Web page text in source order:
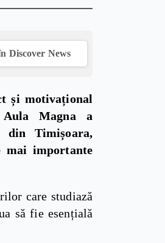
Discover News
și motivațional
Magna a
Timișoara,
mai importante
care studiază
să fie esențială